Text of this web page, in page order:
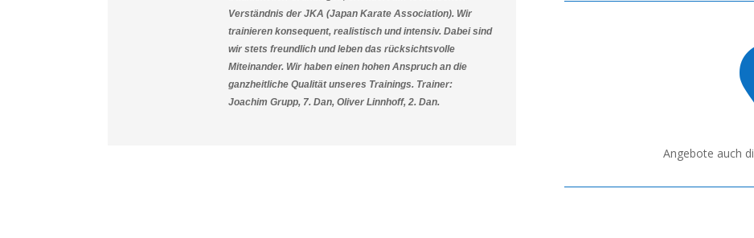
Verständnis der JKA (Japan Karate Association). Wir
trainieren konsequent, realistisch und intensiv. Dabei sind
wir stets freundlich und leben das rücksichtsvolle
Miteinander. Wir haben einen hohen Anspruch an die
ganzheitliche Qualität unseres Trainings. Trainer:
Joachim Grupp, 7. Dan, Oliver Linnhoff, 2. Dan.
Angebote auch